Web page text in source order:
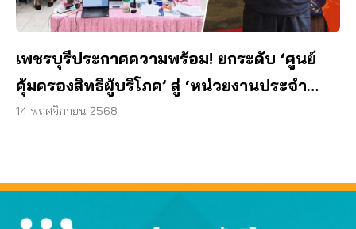
เพชรบุรีประกาศความพร้อม! ยกระดับ ‘ศูนย์
คุ้มครองสิทธิผู้บริโภค’ สู่ ‘หน่วยงานประจำ
จังหวัด’
14 พฤศจิกายน 2568